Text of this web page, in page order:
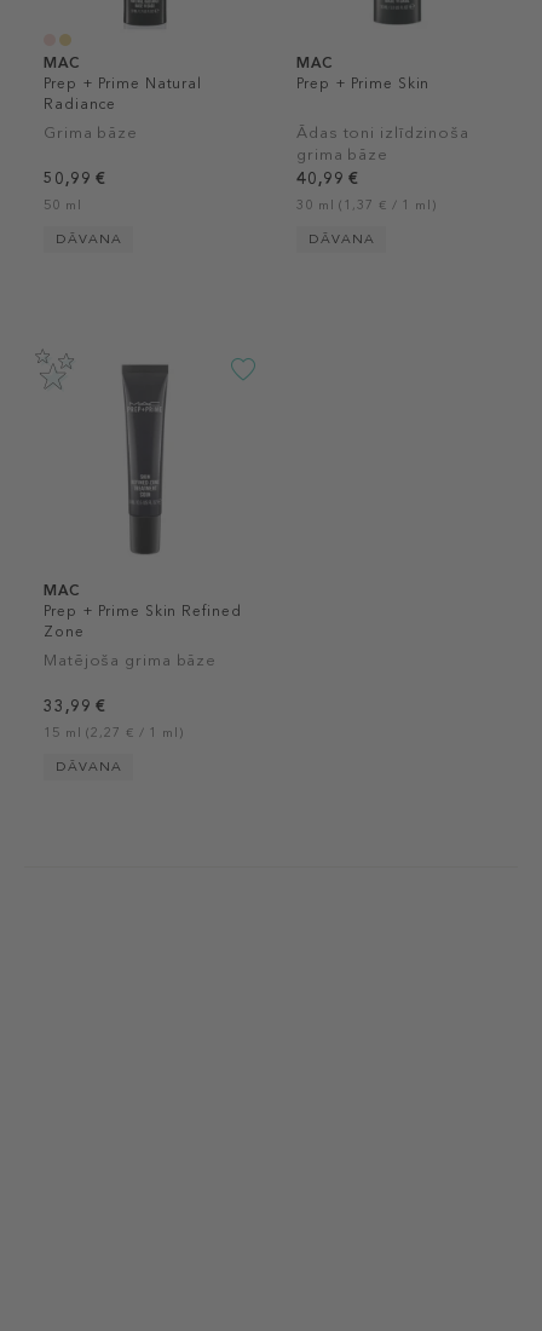
MAC
Prep + Prime Natural
Radiance
Grima bāze
50,99 €
50 ml
DĀVANA
MAC
Prep + Prime Skin
Ādas toni izlīdzinoša
grima bāze
40,99 €
30 ml (1,37 € / 1 ml)
DĀVANA
MAC
Prep + Prime Skin Refined
Zone
Matējoša grima bāze
33,99 €
15 ml (2,27 € / 1 ml)
DĀVANA